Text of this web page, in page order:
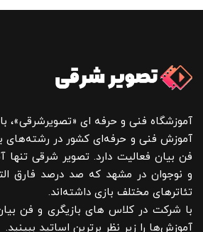
آموزشگاه فنی و حرفه ای «تصویرشرقی»،
آموزش فنی و حرفه‌ای کشور در رشته‌های
فن بیان فعالیت دارد. تصویر شرقی تنها
و نوجوان در مشهد که صد درصد فارق
تئاترهای مختلف بازی داشته‌اند.
با شرکت در کلاس های بازیگری و فن
آموزش‌ها را زیر نظر برترین اساتید ببینید.